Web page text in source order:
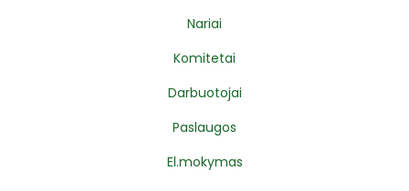
Nariai
Komitetai
Darbuotojai
Paslaugos
El.mokymas